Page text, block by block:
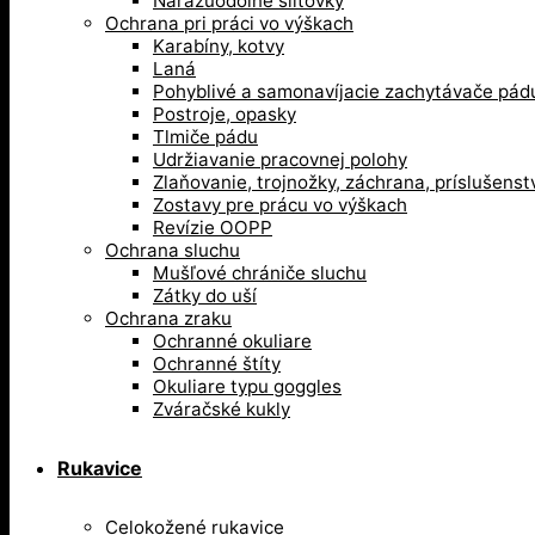
Ochrana pri práci vo výškach
Karabíny, kotvy
Laná
Pohyblivé a samonavíjacie zachytávače
Postroje, opasky
Tlmiče pádu
Udržiavanie pracovnej polohy
Zlaňovanie, trojnožky, záchrana,
Zostavy pre prácu vo výškach
Revízie OOPP
Ochrana sluchu
Mušľové chrániče sluchu
Zátky do uší
Ochrana zraku
Ochranné okuliare
Ochranné štíty
Okuliare typu goggles
Zváračské kukly
Rukavice
Celokožené rukavice